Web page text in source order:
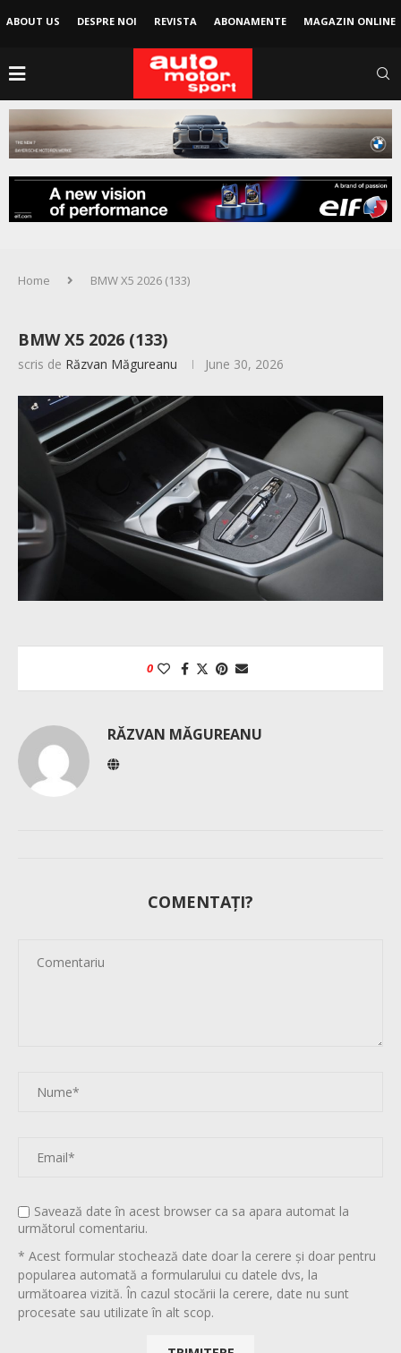
ABOUT US DESPRE NOI REVISTA ABONAMENTE MAGAZIN ONLINE
Home BMW X5 2026 (133)
BMW X5 2026 (133)
scris de Răzvan Măgureanu June 30, 2026
0
RĂZVAN MĂGUREANU
COMENTAȚI?
Savează date în acest browser ca sa apara automat la
următorul comentariu.
* Acest formular stochează date doar la cerere și doar pentru
popularea automată a formularului cu datele dvs, la
următoarea vizită. În cazul stocării la cerere, date nu sunt
procesate sau utilizate în alt scop.